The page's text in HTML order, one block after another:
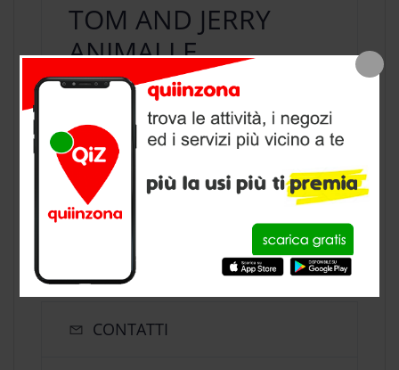
TOM AND JERRY
ANIMALI E
ACCESSORI –
ACQUARIOLOGIA
negozio animalia Roma, provincia di
Roma
CONTATTI